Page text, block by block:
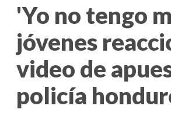
'Yo no tengo
jóvenes
video de
policía